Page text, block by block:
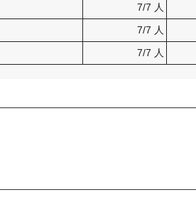
7/7 人
7/7 人
7/7 人